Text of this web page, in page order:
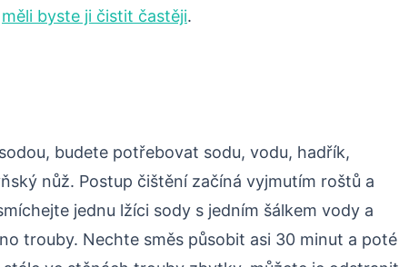
měli byste ji čistit častěji.
budete potřebovat sodu, vodu, hadřík,
nůž. Postup čištění začíná vyjmutím roštů a
jednu lžíci sody s jedním šálkem vody a
trouby. Nechte směs působit asi 30 minut a poté